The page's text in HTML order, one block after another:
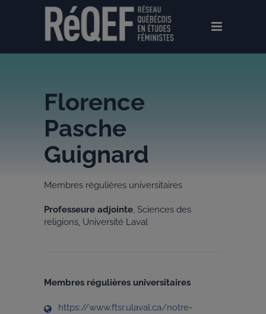
Florence
Pasche
Guignard
Membres régulières universitaires
Professeure adjointe, Sciences des
religions, Université Laval
Membres régulières universitaires
https://www.ftsr.ulaval.ca/notre-